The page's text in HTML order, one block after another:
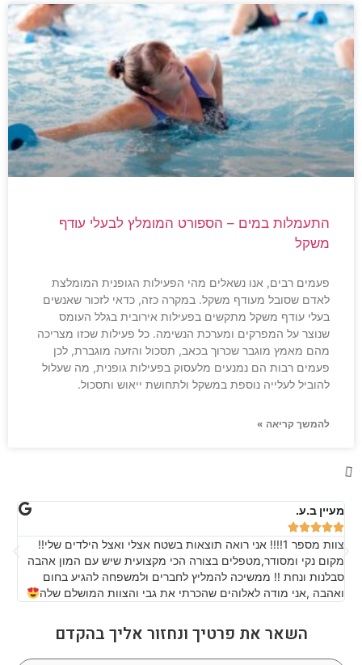
התעמלות במים – הספורט המומלץ לבעלי עודף
משקל
פעמים רבים, אנו נשאלים מהי הפעילות הגופנית המומלצת
לאדם שסובל מעודף משקל. במקרה כזה, כדאי לזכור שאנשים
בעלי עודף משקל מתקשים בפעילות אירובית בגלל העומס
שנוצר על המפרקים ומערכת הנשימה. כל פעילות שכזו מצריכה
מהם מאמץ מוגבר שכרוך בכאב, תסכול והזעה מוגברת, לכן
פעמים רבות הם נמנעים מלעסוק בפעילות גופנית, מה שעלול
להוביל לעלייה נוספת במשקל ולתחושת ייאוש ותסכול.
להמשך קריאה »